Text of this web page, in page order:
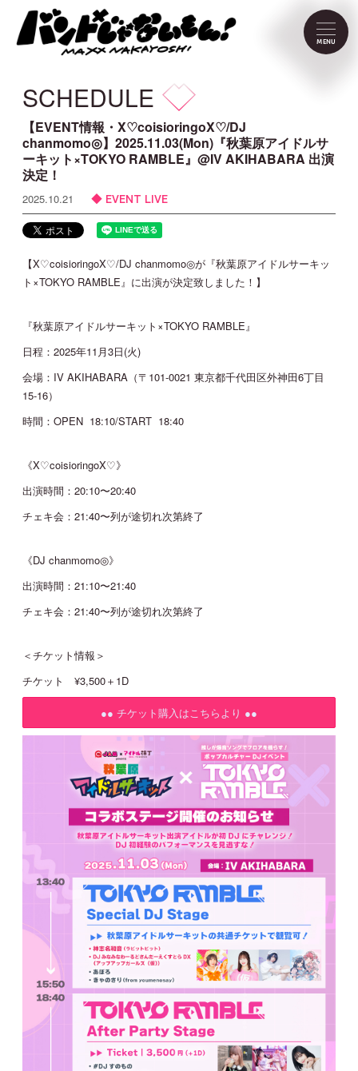
MENU
NEWS
PROFILE
VIDEO
DISCOGRAPHY
CONTACT
FC Menu
GALLERY
MAIL MAGAZINE
SCHEDULE
【EVENT情報・X♡coisioringoX♡/DJ
chanmomo◎】2025.11.03(Mon)『秋葉原アイドルサ
ーキット×TOKYO RAMBLE』@IV AKIHABARA 出演
決定！
2025.10.21 EVENT LIVE
【X♡coisioringoX♡/DJ chanmomo◎が『秋葉原アイドルサーキッ
ト×TOKYO RAMBLE』に出演が決定致しました！】
『秋葉原アイドルサーキット×TOKYO RAMBLE』
日程：2025年11月3日(火)
会場：IV AKIHABARA（〒101-0021 東京都千代田区外神田6丁目
15-16）
時間：OPEN 18:10/START 18:40
《X♡coisioringoX♡》
出演時間：20:10〜20:40
チェキ会：21:40〜列が途切れ次第終了
《DJ chanmomo◎》
出演時間：21:10〜21:40
チェキ会：21:40〜列が途切れ次第終了
＜チケット情報＞
チケット ¥3,500＋1D
●● チケット購入はこちらより ●●